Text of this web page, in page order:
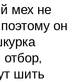
мех не
он
шить